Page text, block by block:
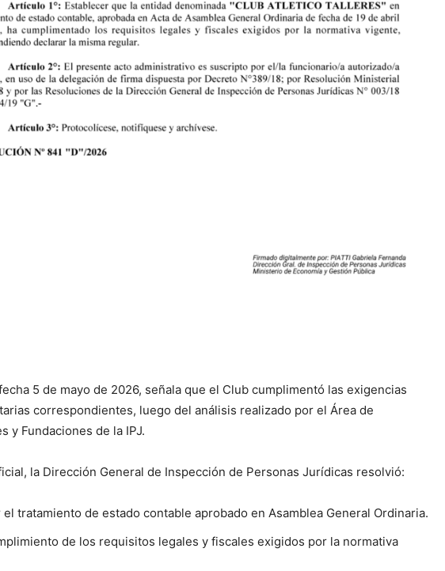
5 de mayo de 2026, señala que el Club cumplimentó las exigencias
correspondientes, luego del análisis realizado por el Área de
y Fundaciones de la IPJ.
la Dirección General de Inspección de Personas Jurídicas resolvió:
tratamiento de estado contable aprobado en Asamblea General Ordinaria.
de los requisitos legales y fiscales exigidos por la normativa